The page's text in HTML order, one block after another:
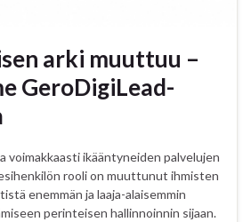
arki muuttuu –
GeroDigiLead-
voimakkaasti ikääntyneiden palvelujen
rooli on muuttunut ihmisten
enemmän ja laaja-alaisemmin
perinteisen hallinnoinnin sijaan.